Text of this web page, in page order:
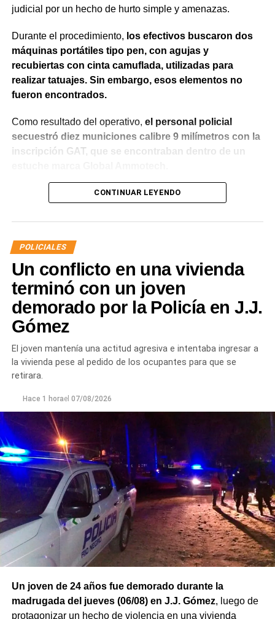
judicial por un hecho de hurto simple y amenazas.
Durante el procedimiento, los efectivos buscaron dos
máquinas portátiles tipo pen, con agujas y
recubiertas con cinta camuflada, utilizadas para
realizar tatuajes. Sin embargo, esos elementos no
fueron encontrados.
Como resultado del operativo, el personal policial
secuestró diez municiones calibre 9 milímetros con la
inscripción GAT, que se encontraban dentro de un
Tras el hallazgo, se dio intervención a la Fiscalía N° 6,
calidad de secuestro y queden a disposición de la
CONTINUAR LEYENDO
POLICIALES
Un conflicto en una vivienda
terminó con un joven
demorado por la Policía en J.J.
Gómez
El joven mantenía una actitud agresiva e intentaba ingresar a
la vivienda pese al pedido de los ocupantes para que se
retirara.
Hace 1 horael 07/08/2026
Un joven de 24 años fue demorado durante la
madrugada del jueves (06/08) en J.J. Gómez, luego de
protagonizar un hecho de violencia en una vivienda